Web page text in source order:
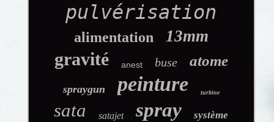
pulvérisation
alimentation 13mm
gravité anest buse atome
spraygun peinture turbine
sata satajet spray système